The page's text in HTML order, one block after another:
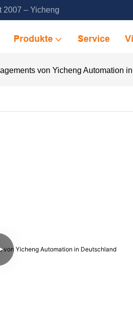
2007 – Yicheng
Produkte Service
von Yicheng Automation